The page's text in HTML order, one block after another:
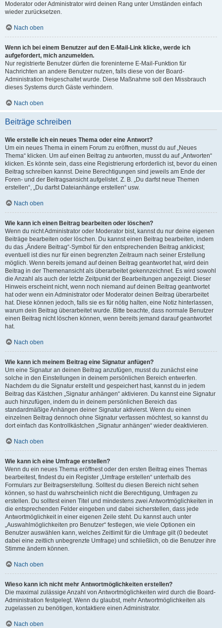
Moderator oder Administrator wird deinen Rang unter Umständen einfach
wieder zurücksetzen.
Nach oben
Wenn ich bei einem Benutzer auf den E-Mail-Link klicke, werde ich
aufgefordert, mich anzumelden.
Nur registrierte Benutzer dürfen die foreninterne E-Mail-Funktion für
Nachrichten an andere Benutzer nutzen, falls diese von der Board-
Administration freigeschaltet wurde. Diese Maßnahme soll den Missbrauch
dieses Systems durch Gäste verhindern.
Nach oben
Beiträge schreiben
Wie erstelle ich ein neues Thema oder eine Antwort?
Um ein neues Thema in einem Forum zu eröffnen, musst du auf „Neues
Thema“ klicken. Um auf einen Beitrag zu antworten, musst du auf „Antworten“
klicken. Es könnte sein, dass eine Registrierung erforderlich ist, bevor du einen
Beitrag schreiben kannst. Deine Berechtigungen sind jeweils am Ende der
Foren- und der Beitragsansicht aufgelistet. Z. B. „Du darfst neue Themen
erstellen“, „Du darfst Dateianhänge erstellen“ usw.
Nach oben
Wie kann ich einen Beitrag bearbeiten oder löschen?
Wenn du nicht Administrator oder Moderator bist, kannst du nur deine eigenen
Beiträge bearbeiten oder löschen. Du kannst einen Beitrag bearbeiten, indem
du das „Ändere Beitrag“-Symbol für den entsprechenden Beitrag anklickst;
eventuell ist dies nur für einen begrenzten Zeitraum nach seiner Erstellung
möglich. Wenn bereits jemand auf deinen Beitrag geantwortet hat, wird dein
Beitrag in der Themenansicht als überarbeitet gekennzeichnet. Es wird sowohl
die Anzahl als auch der letzte Zeitpunkt der Bearbeitungen angezeigt. Dieser
Hinweis erscheint nicht, wenn noch niemand auf deinen Beitrag geantwortet
hat oder wenn ein Administrator oder Moderator deinen Beitrag überarbeitet
hat. Diese können jedoch, falls sie es für nötig halten, eine Notiz hinterlassen,
warum dein Beitrag überarbeitet wurde. Bitte beachte, dass normale Benutzer
einen Beitrag nicht löschen können, wenn bereits jemand darauf geantwortet
hat.
Nach oben
Wie kann ich meinem Beitrag eine Signatur anfügen?
Um eine Signatur an deinen Beitrag anzufügen, musst du zunächst eine
solche in den Einstellungen in deinem persönlichen Bereich entwerfen.
Nachdem du die Signatur erstellt und gespeichert hast, kannst du in jedem
Beitrag das Kästchen „Signatur anhängen“ aktivieren. Du kannst eine Signatur
auch hinzufügen, indem du in deinem persönlichen Bereich das
standardmäßige Anhängen deiner Signatur aktivierst. Wenn du einen
einzelnen Beitrag dennoch ohne Signatur verfassen möchtest, so kannst du
dort einfach das Kontrollkästchen „Signatur anhängen“ wieder deaktivieren.
Nach oben
Wie kann ich eine Umfrage erstellen?
Wenn du ein neues Thema eröffnest oder den ersten Beitrag eines Themas
bearbeitest, findest du ein Register „Umfrage erstellen“ unterhalb des
Formulars zur Beitragserstellung. Solltest du diesen Bereich nicht sehen
können, so hast du wahrscheinlich nicht die Berechtigung, Umfragen zu
erstellen. Du solltest einen Titel und mindestens zwei Antwortmöglichkeiten in
die entsprechenden Felder eingeben und dabei sicherstellen, dass jede
Antwortmöglichkeit in einer eigenen Zeile steht. Du kannst auch unter
„Auswahlmöglichkeiten pro Benutzer“ festlegen, wie viele Optionen ein
Benutzer auswählen kann, welches Zeitlimit für die Umfrage gilt (0 bedeutet
dabei eine zeitlich unbegrenzte Umfrage) und schließlich, ob die Benutzer ihre
Stimme ändern können.
Nach oben
Wieso kann ich nicht mehr Antwortmöglichkeiten erstellen?
Die maximal zulässige Anzahl von Antwortmöglichkeiten wird durch die Board-
Administration festgelegt. Wenn du glaubst, mehr Antwortmöglichkeiten als
zugelassen zu benötigen, kontaktiere einen Administrator.
Nach oben